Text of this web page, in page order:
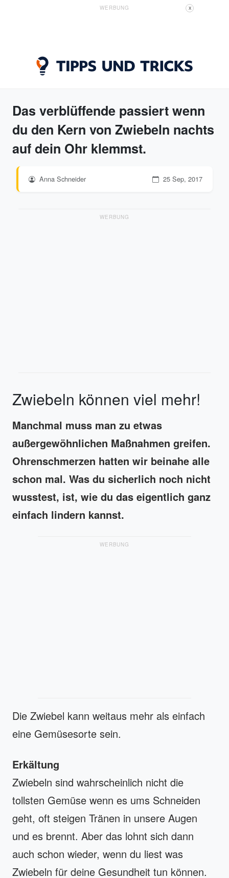
WERBUNG X
Das verblüffende passiert wenn
du den Kern von Zwiebeln nachts
auf dein Ohr klemmst.
Anna Schneider 25 Sep, 2017
WERBUNG
Zwiebeln können viel mehr!
Manchmal muss man zu etwas
außergewöhnlichen Maßnahmen greifen.
Ohrenschmerzen hatten wir beinahe alle
schon mal. Was du sicherlich noch nicht
wusstest, ist, wie du das eigentlich ganz
einfach lindern kannst.
WERBUNG
Die Zwiebel kann weitaus mehr als einfach
eine Gemüsesorte sein.
Erkältung
Zwiebeln sind wahrscheinlich nicht die
tollsten Gemüse wenn es ums Schneiden
geht, oft steigen Tränen in unsere Augen
und es brennt. Aber das lohnt sich dann
auch schon wieder, wenn du liest was
Zwiebeln für deine Gesundheit tun können.